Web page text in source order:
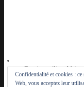
Ce site utilise
savoir plus sur la
Confidentialité et cookies :
Web, vous acceptez leur